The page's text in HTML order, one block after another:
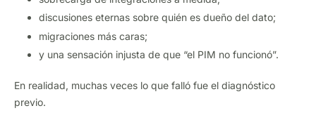
discusiones eternas sobre quién es dueño del dato;
migraciones más caras;
y una sensación injusta de que “el PIM no funcionó”.
En realidad, muchas veces lo que falló fue el diagnóstico
previo.